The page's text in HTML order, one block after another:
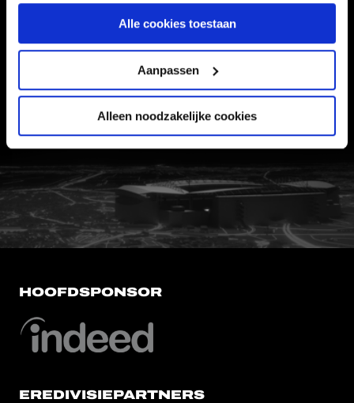
Alle cookies toestaan
Aanpassen
Alleen noodzakelijke cookies
Informatie
VEELGESTELDE VRAGEN
WERKEN BIJ
VERTROUWENSPERSOON
FC Utrecht<br>vanuit<br>het
HOOFDSPONSOR
EREDIVISIEPARTNERS